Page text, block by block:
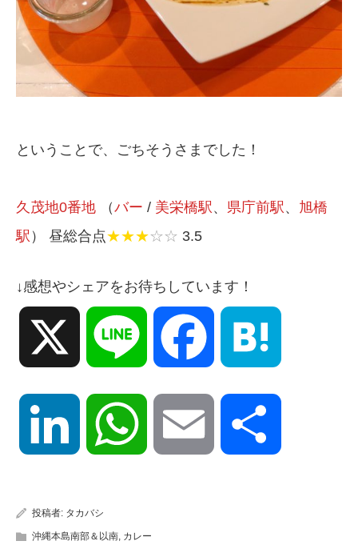
ということで、ごちそうさまでした！
久茂地0番地 （バー / 美栄橋駅、 県庁前駅、 旭橋
駅 ） 昼総合点★★★☆☆ 3.5
↓感想やシェアをお待ちしています！
Line Facebook
LinkedIn WhatsApp Email
投稿者: タカバシ
沖縄本島南部＆以南, カレー